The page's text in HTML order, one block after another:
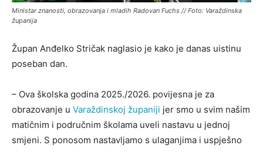
Ministar znanosti, obrazovanja i mladih Radovan Fuchs // Foto: Varaždinska
županija
Župan Anđelko Stričak naglasio je kako je danas uistinu
poseban dan.
– Ova školska godina 2025./2026. povijesna je za
obrazovanje u Varaždinskoj županiji jer smo u svim našim
matičnim i područnim školama uveli nastavu u jednoj
smjeni. S ponosom nastavljamo s ulaganjima i uspješno